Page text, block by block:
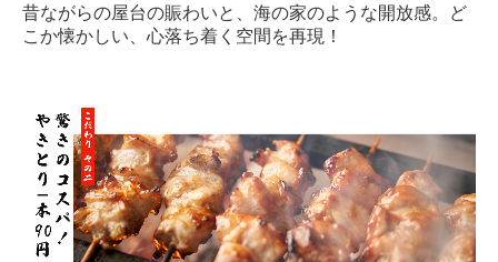
お問合せ
昔ながらの屋台の賑わいと、海の家のような開放感。ど
こか懐かしい、心落ち着く空間を再現！